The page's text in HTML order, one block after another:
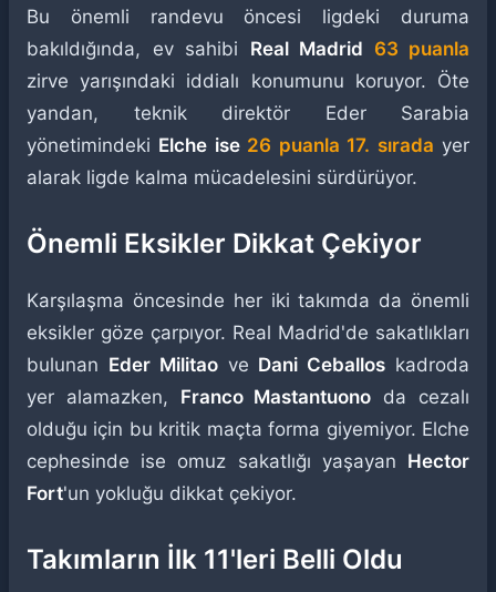
Bu önemli randevu öncesi ligdeki duruma
bakıldığında, ev sahibi Real Madrid 63 puanla
zirve yarışındaki iddialı konumunu koruyor. Öte
yandan, teknik direktör Eder Sarabia
yönetimindeki Elche ise 26 puanla 17. sırada yer
alarak ligde kalma mücadelesini sürdürüyor.
Önemli Eksikler Dikkat Çekiyor
Karşılaşma öncesinde her iki takımda da önemli
eksikler göze çarpıyor. Real Madrid'de sakatlıkları
bulunan Eder Militaove Dani Ceballos kadroda
yer alamazken, Franco Mastantuono da cezalı
olduğu için bu kritik maçta forma giyemiyor. Elche
cephesinde ise omuz sakatlığı yaşayan Hector
Fort'un yokluğu dikkat çekiyor.
Takımların İlk 11'leri Belli Oldu